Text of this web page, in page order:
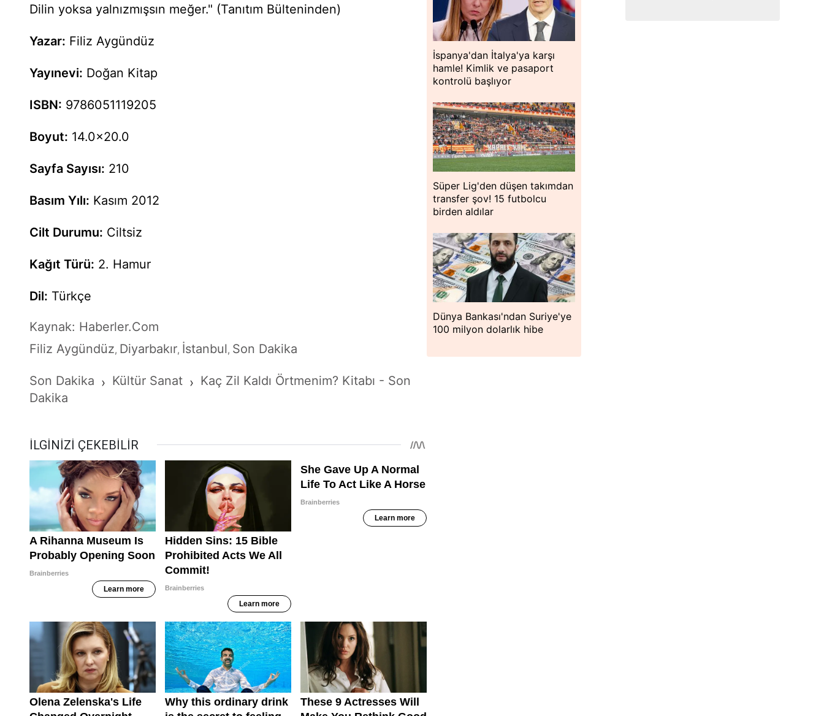
Dilin yoksa yalnızmışsın meğer." (Tanıtım Bülteninden)
Yazar: Filiz Aygündüz
Yayınevi: Doğan Kitap
ISBN: 9786051119205
Boyut: 14.0x20.0
Sayfa Sayısı: 210
Basım Yılı: Kasım 2012
Cilt Durumu: Ciltsiz
Kağıt Türü: 2. Hamur
Dil: Türkçe
Kaynak: Haberler.Com
Filiz Aygündüz, Diyarbakır, İstanbul, Son Dakika
Son Dakika › Kültür Sanat › Kaç Zil Kaldı Örtmenim? Kitabı - Son
Dakika
İspanya'dan İtalya'ya karşı
hamle! Kimlik ve pasaport
kontrolü başlıyor
Süper Lig'den düşen takımdan
transfer şov! 15 futbolcu
birden aldılar
Dünya Bankası'ndan Suriye'ye
100 milyon dolarlık hibe